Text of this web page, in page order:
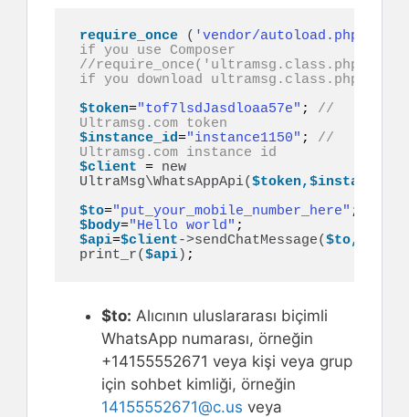
require_once ( 'vendor/autoload.php'
if you use Composer
//require_once('ultramsg.class.php'); //
if you download ultramsg.class.php
$token="tof7lsdJasdloaa57e" ; //
Ultramsg.com token
$instance_id="instance1150" ; //
Ultramsg.com instance id
$client = new
UltraMsg\WhatsAppApi($token,$instance_id
$to="put_your_mobile_number_here"
$body="Hello world"
$api=$client->sendChatMessage($to,$body
print_r($api) ;
$to: Alıcının uluslararası biçimli
WhatsApp numarası, örneğin
+14155552671 veya kişi veya grup
için sohbet kimliği, örneğin
14155552671@c.us veya